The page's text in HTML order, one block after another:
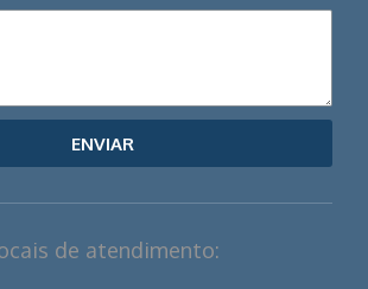
ENVIAR
de atendimento: